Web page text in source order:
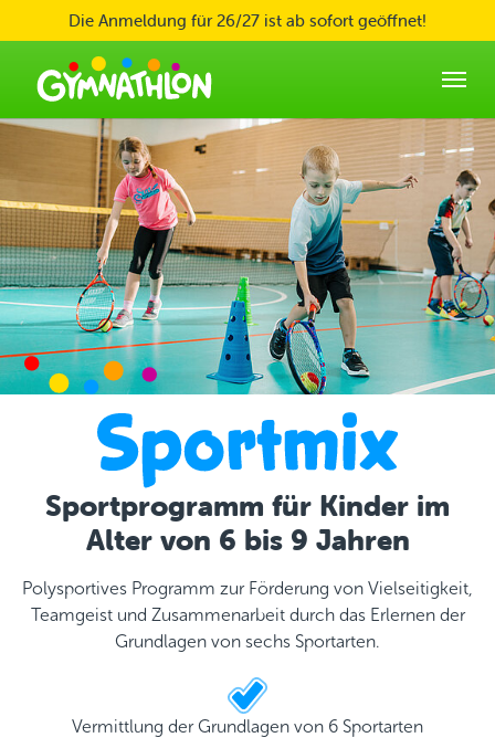
Skip to main content
Die Anmeldung für 26/27 ist ab sofort geöffnet!
Sportprogramm für Kinder im
Alter von 6 bis 9 Jahren
Polysportives Programm zur Förderung von Vielseitigkeit,
Teamgeist und Zusammenarbeit durch das Erlernen der
Grundlagen von sechs Sportarten.
Vermittlung der Grundlagen von 6 Sportarten